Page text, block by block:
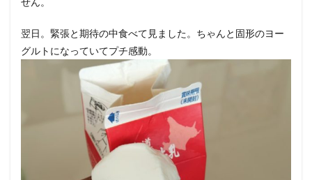
翌日。緊張と期待の中食べて見ました。ちゃんと固形のヨー
グルトになっていてプチ感動。